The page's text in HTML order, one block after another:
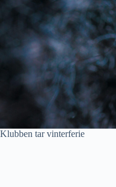
Klubben tar vinterferie